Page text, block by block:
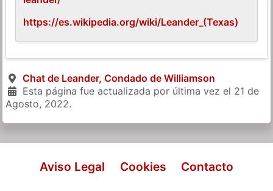
https://es.wikipedia.org/wiki/Leander_(Texas)
Chat de Leander, Condado de Williamson
Esta página fue actualizada por última vez el 21 de
Agosto, 2022.
Aviso Legal Cookies Contacto